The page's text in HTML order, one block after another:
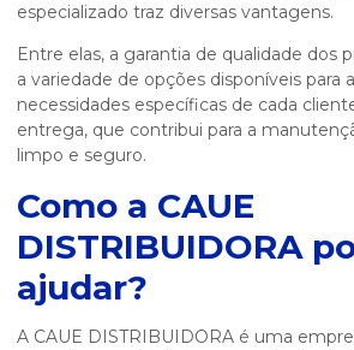
especializado traz diversas vantagens.
Entre elas, a garantia de qualidade dos
a variedade de opções disponíveis para
necessidades específicas de cada
entrega, que contribui para a
limpo e seguro.
Como a CAUE
DISTRIBUIDORA
ajudar?
A CAUE DISTRIBUIDORA é uma